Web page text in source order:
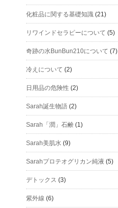
化粧品に関する基礎知識 (21)
リワインドセラピーについて (5)
奇跡の水BunBun210について (7)
冷えについて (2)
日用品の危険性 (2)
Sarah誕生物語 (2)
Sarah「潤」石鹸 (1)
Sarah美肌水 (9)
Sarahプロテオグリカン純液 (5)
デトックス (3)
紫外線 (6)